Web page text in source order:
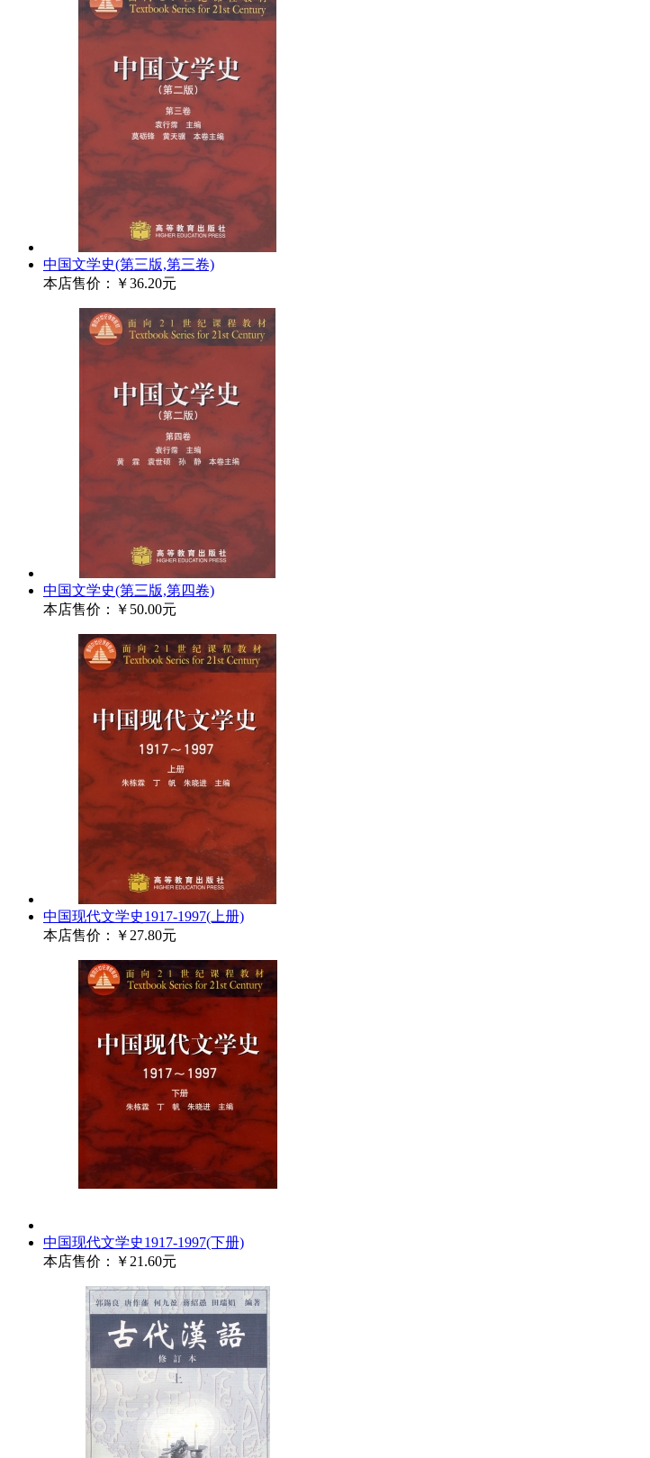
中国文学史(第三版,第三卷)
本店售价：
￥36.20元
中国文学史(第三版,第四卷)
本店售价：
￥50.00元
中国现代文学史1917-1997(上册)
本店售价：
￥27.80元
中国现代文学史1917-1997(下册)
本店售价：
￥21.60元